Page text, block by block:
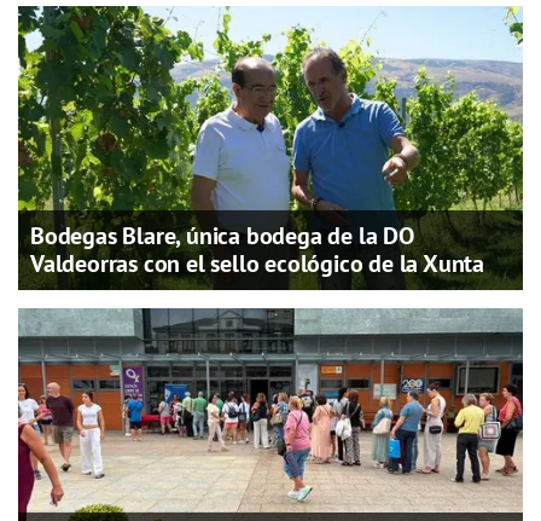
Bodegas Blare, única bodega de la DO
Valdeorras con el sello ecológico de la Xunta